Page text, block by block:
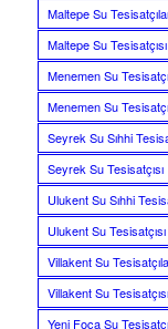
Maltepe Su
Maltepe Su
Menemen Su
Menemen Su
Seyrek Su Sıhhi
Seyrek Su Tesisatçısı
Ulukent Su Sıhhi
Ulukent Su
Villakent Su
Villakent Su
Yeni Foça Su